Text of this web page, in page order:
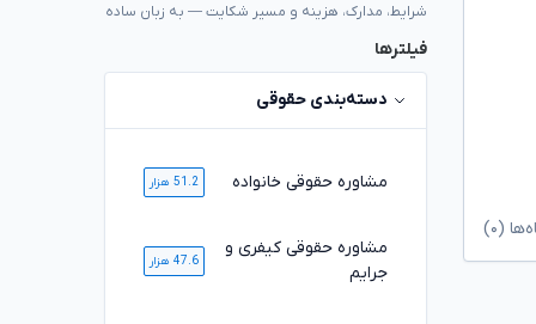
(۰)
شرایط، مدارک، هزینه و مسیر شکایت — به زبان ساده
فیلترها
دسته‌بندی حقوقی
مشاوره حقوقی خانواده 51.2 هزار
مشاوره حقوقی کیفری و
جرایم
47.6 هزار